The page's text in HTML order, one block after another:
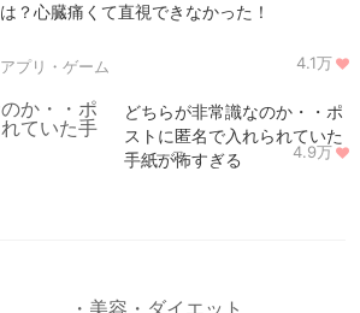
は？心臓痛くて直視できなかった！
アプリ・ゲーム 4.1万
どちらが非常識なのか・・ポ
ストに匿名で入れられていた
手紙が怖すぎる
ニュース 4.9万